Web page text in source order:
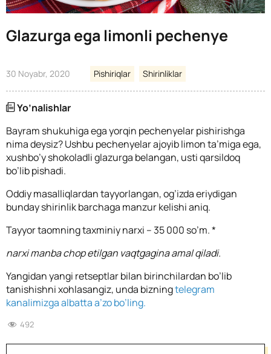
Glazurga ega limonli pechenye
30 Noyabr, 2020 Pishiriqlar Shirinliklar
Yo’nalishlar
Bayram shukuhiga ega yorqin pechenyelar pishirishga
nima deysiz? Ushbu pechenyelar ajoyib limon ta’miga ega,
xushbo’y shokoladli glazurga belangan, usti qarsildoq
bo’lib pishadi.
Oddiy masalliqlardan tayyorlangan, og’izda eriydigan
bunday shirinlik barchaga manzur kelishi aniq.
Tayyor taomning taxminiy narxi – 35 000 so’m. *
narxi manba chop etilgan vaqtgagina amal qiladi.
Yangidan yangi retseptlar bilan birinchilardan bo’lib
tanishishni xohlasangiz, unda bizningtelegram
kanalimizga albatta a’zo bo’ling.
492